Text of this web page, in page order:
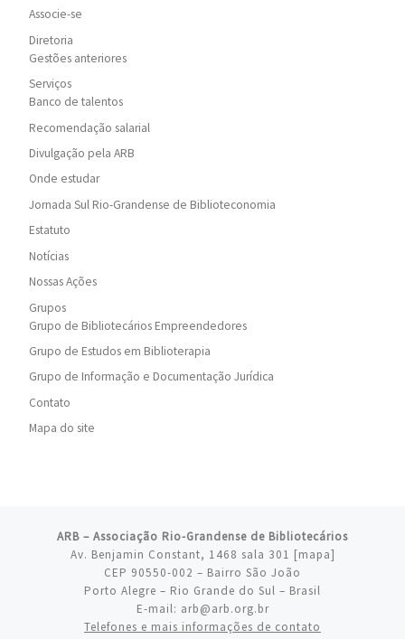
Associe-se
Diretoria
Gestões anteriores
Serviços
Banco de talentos
Recomendação salarial
Divulgação pela ARB
Onde estudar
Jornada Sul Rio-Grandense de Biblioteconomia
Estatuto
Notícias
Nossas Ações
Grupos
Grupo de Bibliotecários Empreendedores
Grupo de Estudos em Biblioterapia
Grupo de Informação e Documentação Jurídica
Contato
Mapa do site
ARB – Associação Rio-Grandense de Bibliotecários
Av. Benjamin Constant, 1468 sala 301 [mapa]
CEP 90550-002 – Bairro São João
Porto Alegre – Rio Grande do Sul – Brasil
E-mail: arb@arb.org.br
Telefones e mais informações de contato